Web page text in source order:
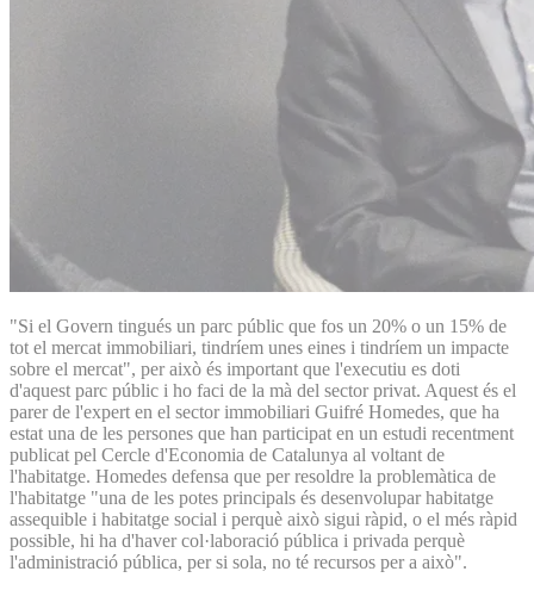
"Si el Govern tingués un parc públic que fos un 20% o un 15% de
tot el mercat immobiliari, tindríem unes eines i tindríem un impacte
sobre el mercat", per això és important que l'executiu es doti
d'aquest parc públic i ho faci de la mà del sector privat. Aquest és el
parer de l'expert en el sector immobiliari Guifré Homedes, que ha
estat una de les persones que han participat en un estudi recentment
publicat pel Cercle d'Economia de Catalunya al voltant de
l'habitatge. Homedes defensa que per resoldre la problemàtica de
l'habitatge "una de les potes principals és desenvolupar habitatge
assequible i habitatge social i perquè això sigui ràpid, o el més ràpid
possible, hi ha d'haver col·laboració pública i privada perquè
l'administració pública, per si sola, no té recursos per a això".